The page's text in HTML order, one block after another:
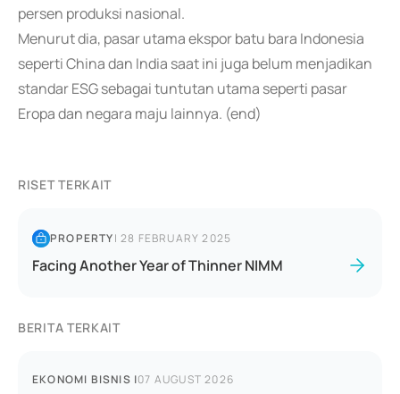
persen produksi nasional.
Menurut dia, pasar utama ekspor batu bara Indonesia
seperti China dan India saat ini juga belum menjadikan
standar ESG sebagai tuntutan utama seperti pasar
Eropa dan negara maju lainnya. (end)
RISET TERKAIT
PROPERTY|28 FEBRUARY 2025
Facing Another Year of Thinner NIMM
BERITA TERKAIT
EKONOMI BISNIS |07 AUGUST 2026